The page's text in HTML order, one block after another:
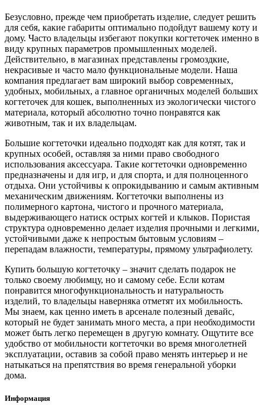
Безусловно, прежде чем приобретать изделие, следует решить
для себя, какие габариты оптимально подойдут вашему коту и
дому. Часто владельцы избегают покупки когтеточек именно в
виду крупных параметров промышленных моделей.
Действительно, в магазинах представлены громоздкие,
некрасивые и часто мало функциональные модели. Наша
компания предлагает вам широкий выбор современных,
удобных, мобильных, а главное органичных моделей больших
когтеточек для кошек, выполненных из экологически чистого
материала, который абсолютно точно понравятся как
животным, так и их владельцам.
Большие когтеточки идеально подходят как для котят, так и
крупных особей, оставляя за ними право свободного
использования аксессуара. Такие когтеточки одновременно
предназначены и для игр, и для спорта, и для полноценного
отдыха. Они устойчивы к опрокидыванию и самым активным
механическим движениям. Когтеточки выполнены из
полимерного картона, чистого и прочного материала,
выдерживающего натиск острых когтей и клыков. Пористая
структура одновременно делает изделия прочными и легкими,
устойчивыми даже к непростым бытовым условиям –
перепадам влажности, температуры, прямому ультрафиолету.
Купить большую когтеточку – значит сделать подарок не
только своему любимцу, но и самому себе. Если котам
понравится многофункциональность и натуральность
изделий, то владельцы наверняка отметят их мобильность.
Мы знаем, как ценно иметь в арсенале полезный девайс,
который не будет занимать много места, а при необходимости
может быть легко перемещен в другую комнату. Ощутите все
удобство от мобильности когтеточки во время многолетней
эксплуатации, оставив за собой право менять интерьер и не
натыкаться на препятствия во время генеральной уборки
дома.
Информация